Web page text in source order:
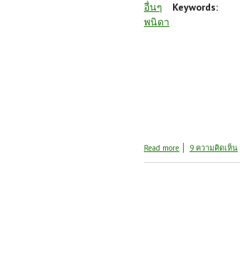
อื่นๆ
Keywords:
พนิดา
Read more about แด่ พนิดา
9 ความคิดเห็น